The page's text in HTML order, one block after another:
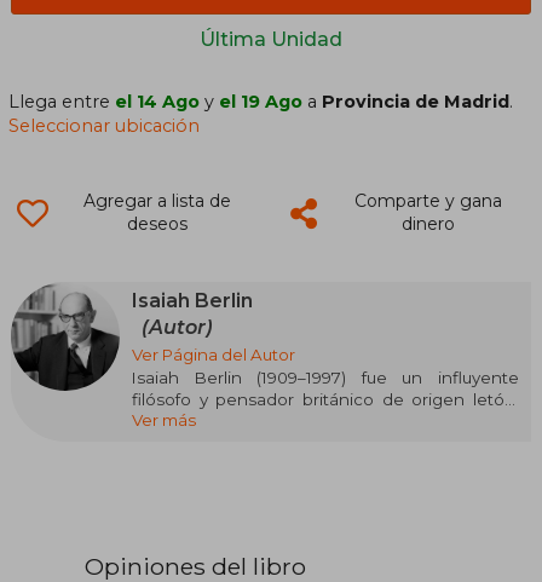
Última Unidad
Llega entre el 14 Ago y el 19 Ago a Provincia de Madrid.
Seleccionar ubicación
Agregar a lista de
deseos
Comparte y gana
dinero
Isaiah Berlin
(Autor)
Ver Página del Autor
Isaiah Berlin (1909–1997) fue un influyente
filósofo y pensador británico de origen letón,
reconocido por sus aportes a la teoría política y
diplomático en Washington y Moscú. Fue
Ver más
Opiniones del libro